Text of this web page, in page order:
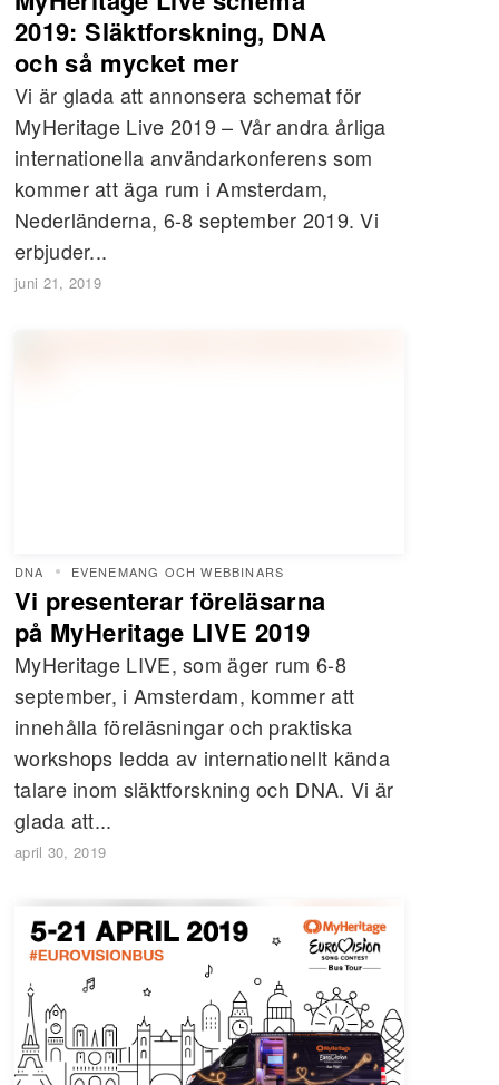
2019: Släktforskning, DNA
och så mycket mer
Vi är glada att annonsera schemat för
MyHeritage Live 2019 – Vår andra årliga
internationella användarkonferens som
kommer att äga rum i Amsterdam,
Nederländerna, 6-8 september 2019. Vi
erbjuder...
juni 21, 2019
DNA EVENEMANG OCH WEBBINARS
Vi presenterar föreläsarna
på MyHeritage LIVE 2019
MyHeritage LIVE, som äger rum 6-8
september, i Amsterdam, kommer att
innehålla föreläsningar och praktiska
workshops ledda av internationellt kända
talare inom släktforskning och DNA. Vi är
glada att...
april 30, 2019